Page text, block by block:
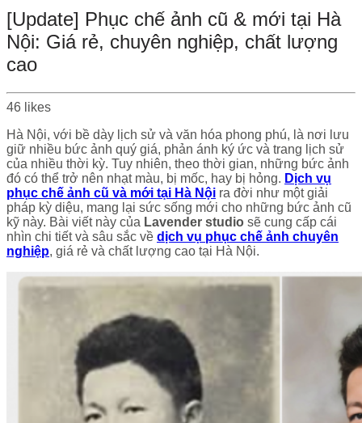
[Update] Phục chế ảnh cũ & mới tại Hà
Nội: Giá rẻ, chuyên nghiệp, chất lượng
cao
46 likes
Hà Nội, với bề dày lịch sử và văn hóa phong phú, là nơi lưu
giữ nhiều bức ảnh quý giá, phản ánh ký ức và trang lịch sử
của nhiều thời kỳ. Tuy nhiên, theo thời gian, những bức ảnh
đó có thể trở nên nhạt màu, bị mốc, hay bị hỏng. Dịch vụ
phục chế ảnh cũ và mới tại Hà Nội ra đời như một giải
pháp kỳ diệu, mang lại sức sống mới cho những bức ảnh cũ
kỹ này. Bài viết này của Lavender studio sẽ cung cấp cái
nhìn chi tiết và sâu sắc về dịch vụ phục chế ảnh chuyên
nghiệp, giá rẻ và chất lượng cao tại Hà Nội.